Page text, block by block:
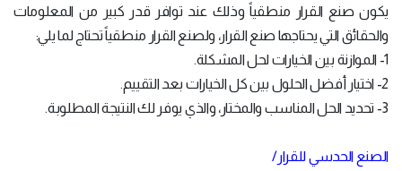
يكون صنع القرار منطقياً وذلك عند توافر قدر كبير من المعلومات
والحقائق التي يحتاجها صنع القرار، ولصنع القرار منطقياً تحتاج لما يلي:
1- الموازنة بين الخيارات لحل المشكلة.
2- اختيار أفضل الحلول بين كل الخيارات بعد التقييم.
3- تحديد الحل المناسب والمختار، والذي يوفر لك النتيجة المطلوبة.
الصنع الحدسي للقرار/